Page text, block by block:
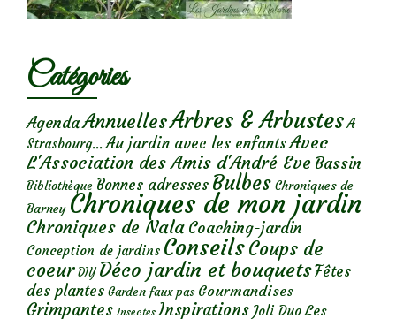
Catégories
AgendaAnnuellesArbres & Arbustes A
Strasbourg... Au jardin avec les enfantsAvec
L'Association des Amis d'André Eve Bassin
Bibliothèque Bonnes adresses Bulbes Chroniques de
Barney Chroniques de mon jardin
Chroniques de Nala Coaching-jardin
Conception de jardins ConseilsCoups de
coeur DIY Déco jardin et bouquetsFêtes
des plantes Garden faux pas Gourmandises
Grimpantes Insectes Inspirations Joli Duo Les